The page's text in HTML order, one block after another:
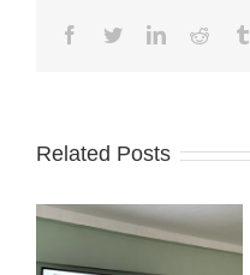
Facebook
TwitterLinkedinReddit
Related Posts